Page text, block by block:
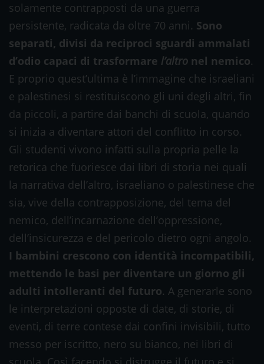
solamente contrapposti da una guerra
persistente, radicata da oltre 70 anni. Sono
separati, divisi da reciproci sguardi ammalati
d’odio capaci di trasformare l’altro nel nemico.
E proprio quest’ultima è l’immagine che israeliani
e palestinesi si restituiscono gli uni degli altri, fin
da piccoli, a partire dai banchi di scuola, quando
si inizia a diventare attori del conflitto in corso.
Gli studenti vivono infatti sulla propria pelle la
retorica che fuoriesce dai libri di storia nei quali
la narrativa dell’altro, israeliano o palestinese che
sia, vive della contrapposizione, del tema del
nemico, dell’incarnazione dell’oppressione,
dell’insicurezza e del pericolo dietro ogni angolo.
I bambini crescono con identità incompatibili,
mettendo le basi per diventare un giorno gli
adulti intolleranti del futuro. A generarle sono
le interpretazioni opposte di date, di storie, di
eventi, di terre contese dai confini invisibili, tutto
messo per iscritto, nero su bianco, nei libri di